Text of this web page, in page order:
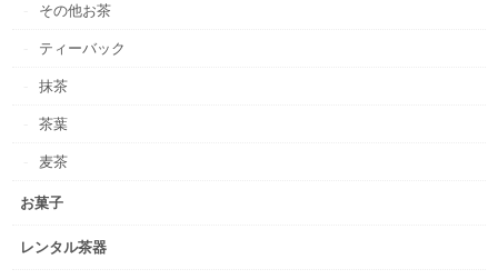
その他お茶
ティーバック
抹茶
茶葉
麦茶
お菓子
レンタル茶器